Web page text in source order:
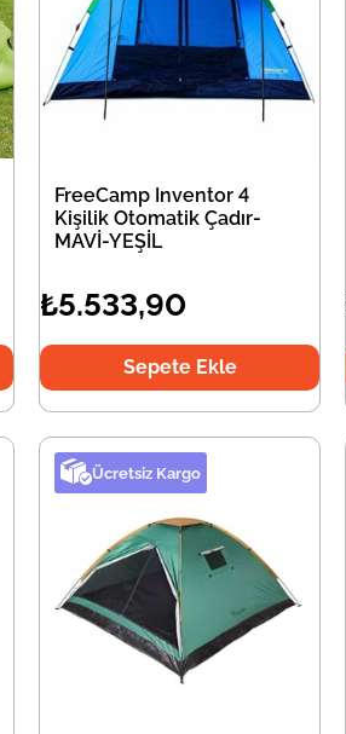
FreeCamp Inventor 4
Kişilik Otomatik Çadır-
MAVİ-YEŞİL
₺5.533,90
Sepete Ekle
Ücretsiz Kargo